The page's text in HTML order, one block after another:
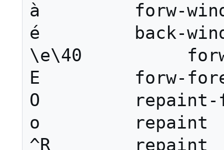
à         forw-
é         back-
\e\40
E         forw-
O         repaint-
o         repaint
^R        repaint